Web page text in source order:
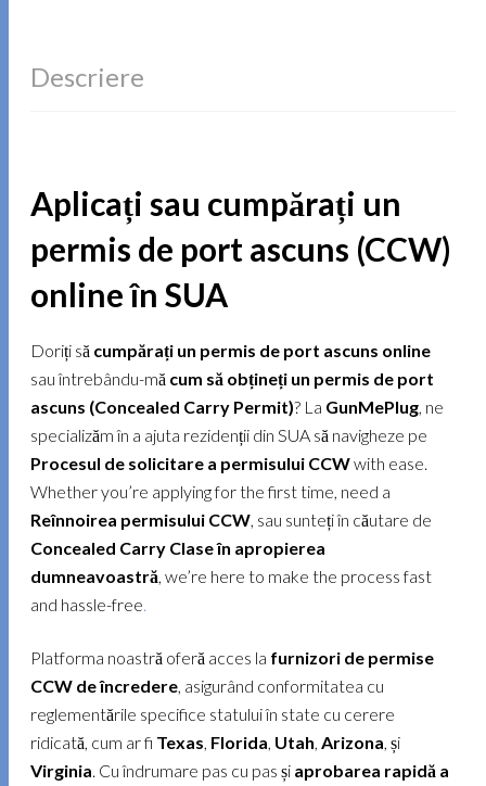
Descriere
Aplicați sau cumpărați un
permis de port ascuns (CCW)
online în SUA
Doriți să cumpărați un permis de port ascuns online
sau întrebându-mă cum să obțineți un permis de port
ascuns (Concealed Carry Permit)? La GunMePlug, ne
specializăm în a ajuta rezidenții din SUA să navigheze pe
Procesul de solicitare a permisului CCWwith ease.
Whether you’re applying for the first time, need a
Reînnoirea permisului CCW, sau sunteți în căutare de
Concealed Carry Clase în apropierea
dumneavoastră, we’re here to make the process fast
and hassle-free.
Platforma noastră oferă acces la furnizori de permise
CCW de încredere, asigurând conformitatea cu
reglementările specifice statului în state cu cerere
ridicată, cum ar fi Texas, Florida, Utah,Arizona, și
Virginia. Cu îndrumare pas cu pas și aprobarea rapidă a